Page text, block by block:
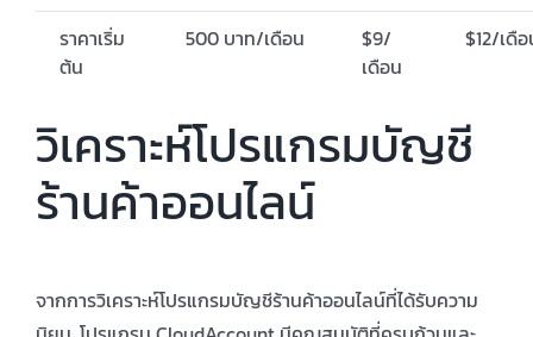
ราคาเริ่ม
ต้น
500 บาท/เดือน
$9/
เดือน
$12/เดื
วิเคราะห์โปรแกรมบัญชี
ร้านค้าออนไลน์
จากการวิเคราะห์โปรแกรมบัญชีร้านค้าออนไลน์ที่ได้รับความ